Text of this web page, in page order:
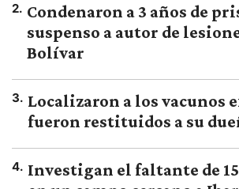
2. Condenaron a 3 años de
suspenso a autor de
Bolívar
3. Localizaron a los vacunos
fueron restituidos a su
4. Investigan el faltante de